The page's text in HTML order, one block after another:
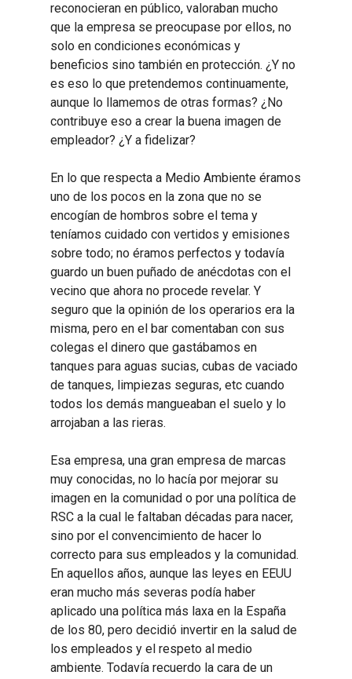
reconocieran en público, valoraban mucho
que la empresa se preocupase por ellos, no
solo en condiciones económicas y
beneficios sino también en protección. ¿Y no
es eso lo que pretendemos continuamente,
aunque lo llamemos de otras formas? ¿No
contribuye eso a crear la buena imagen de
empleador? ¿Y a fidelizar?
En lo que respecta a Medio Ambiente éramos
uno de los pocos en la zona que no se
encogían de hombros sobre el tema y
teníamos cuidado con vertidos y emisiones
sobre todo; no éramos perfectos y todavía
guardo un buen puñado de anécdotas con el
vecino que ahora no procede revelar. Y
seguro que la opinión de los operarios era la
misma, pero en el bar comentaban con sus
colegas el dinero que gastábamos en
tanques para aguas sucias, cubas de vaciado
de tanques, limpiezas seguras, etc cuando
todos los demás mangueaban el suelo y lo
arrojaban a las rieras.
Esa empresa, una gran empresa de marcas
muy conocidas, no lo hacía por mejorar su
imagen en la comunidad o por una política de
RSC a la cual le faltaban décadas para nacer,
sino por el convencimiento de hacer lo
correcto para sus empleados y la comunidad.
En aquellos años, aunque las leyes en EEUU
eran mucho más severas podía haber
aplicado una política más laxa en la España
de los 80, pero decidió invertir en la salud de
los empleados y el respeto al medio
ambiente. Todavía recuerdo la cara de un